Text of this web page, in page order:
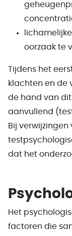
oorzaak te
Tijdens het
klachten en de
de hand van
aanvullend
Bij
dat het
Het
factoren die